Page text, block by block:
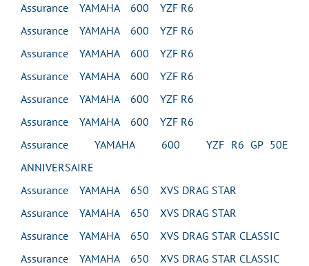
Assurance YAMAHA 600 YZF R6
Assurance YAMAHA 600 YZF R6
Assurance YAMAHA 600 YZF R6
Assurance YAMAHA 600 YZF R6
Assurance YAMAHA 600 YZF R6
Assurance YAMAHA 600 YZF R6
Assurance YAMAHA 600 YZF R6 GP 50E
ANNIVERSAIRE
Assurance YAMAHA 650 XVS DRAG STAR
Assurance YAMAHA 650 XVS DRAG STAR
Assurance YAMAHA 650 XVS DRAG STAR CLASSIC
Assurance YAMAHA 650 XVS DRAG STAR CLASSIC